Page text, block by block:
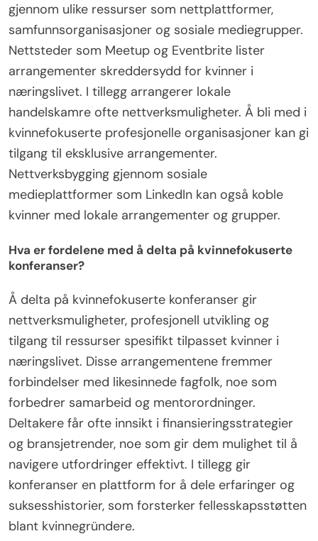
gjennom ulike ressurser som nettplattformer,
samfunnsorganisasjoner og sosiale mediegrupper.
Nettsteder som Meetup og Eventbrite lister
arrangementer skreddersydd for kvinner i
næringslivet. I tillegg arrangerer lokale
handelskamre ofte nettverksmuligheter. Å bli med i
kvinnefokuserte profesjonelle organisasjoner kan gi
tilgang til eksklusive arrangementer.
Nettverksbygging gjennom sosiale
medieplattformer som LinkedIn kan også koble
kvinner med lokale arrangementer og grupper.
Hva er fordelene med å delta på kvinnefokuserte
konferanser?
Å delta på kvinnefokuserte konferanser gir
nettverksmuligheter, profesjonell utvikling og
tilgang til ressurser spesifikt tilpasset kvinner i
næringslivet. Disse arrangementene fremmer
forbindelser med likesinnede fagfolk, noe som
forbedrer samarbeid og mentorordninger.
Deltakere får ofte innsikt i finansieringsstrategier
og bransjetrender, noe som gir dem mulighet til å
navigere utfordringer effektivt. I tillegg gir
konferanser en plattform for å dele erfaringer og
suksesshistorier, som forsterker fellesskapsstøtten
blant kvinnegründere.